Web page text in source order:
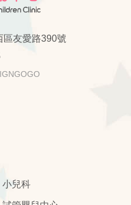
區友愛路390號
小兒科